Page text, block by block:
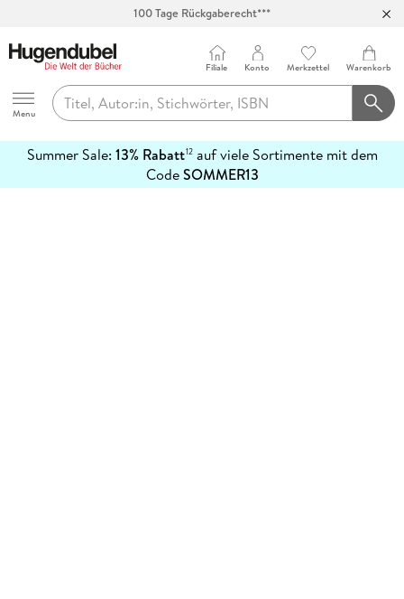
100 Tage Rückgaberecht***
Hugendubel
Menu
Filiale Konto Merkzettel Warenkorb
Summer Sale: 13% Rabatt12auf viele Sortimente mit dem
CodeSOMMER13
erfahren